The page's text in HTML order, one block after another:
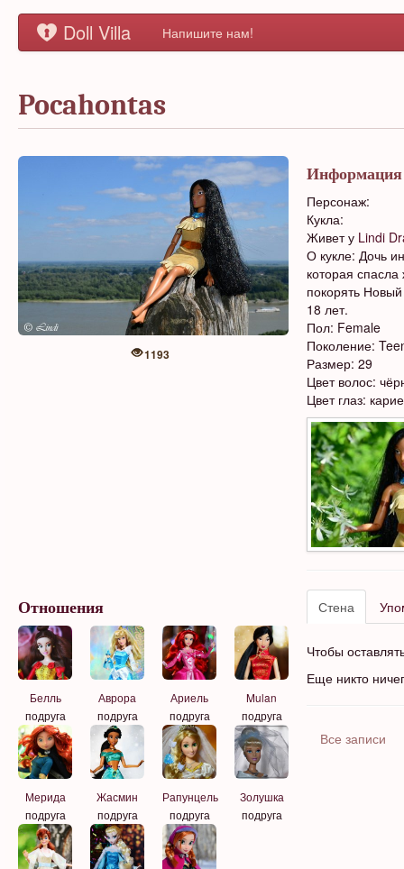
Doll Villa Напишите нам!
Pocahontas
1193
Информация
Персонаж:
Кукла:
Живет у Lindi
О кукле: Дочь
которая
покорять
18 лет.
Пол: Female
Поколение:
Размер: 29
Цвет волос:
Цвет глаз: карие
Отношения
Белль
подруга
Аврора
подруга
Ариель
подруга
Mulan
подруга
Мерида
подруга
Жасмин
подруга
Рапунцель
подруга
Золушка
подруга
Стена
Чтобы
Еще никто
Все записи